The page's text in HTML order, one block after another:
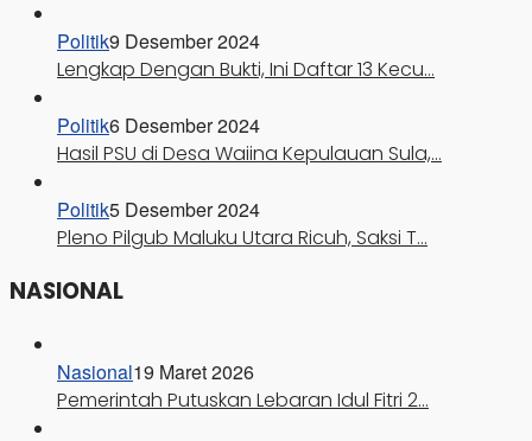
Politik9 Desember 2024
Lengkap Dengan Bukti, Ini Daftar 13 Kecu…
Politik6 Desember 2024
Hasil PSU di Desa Waiina Kepulauan Sula,…
Politik5 Desember 2024
Pleno Pilgub Maluku Utara Ricuh, Saksi T…
NASIONAL
Nasional19 Maret 2026
Pemerintah Putuskan Lebaran Idul Fitri 2…